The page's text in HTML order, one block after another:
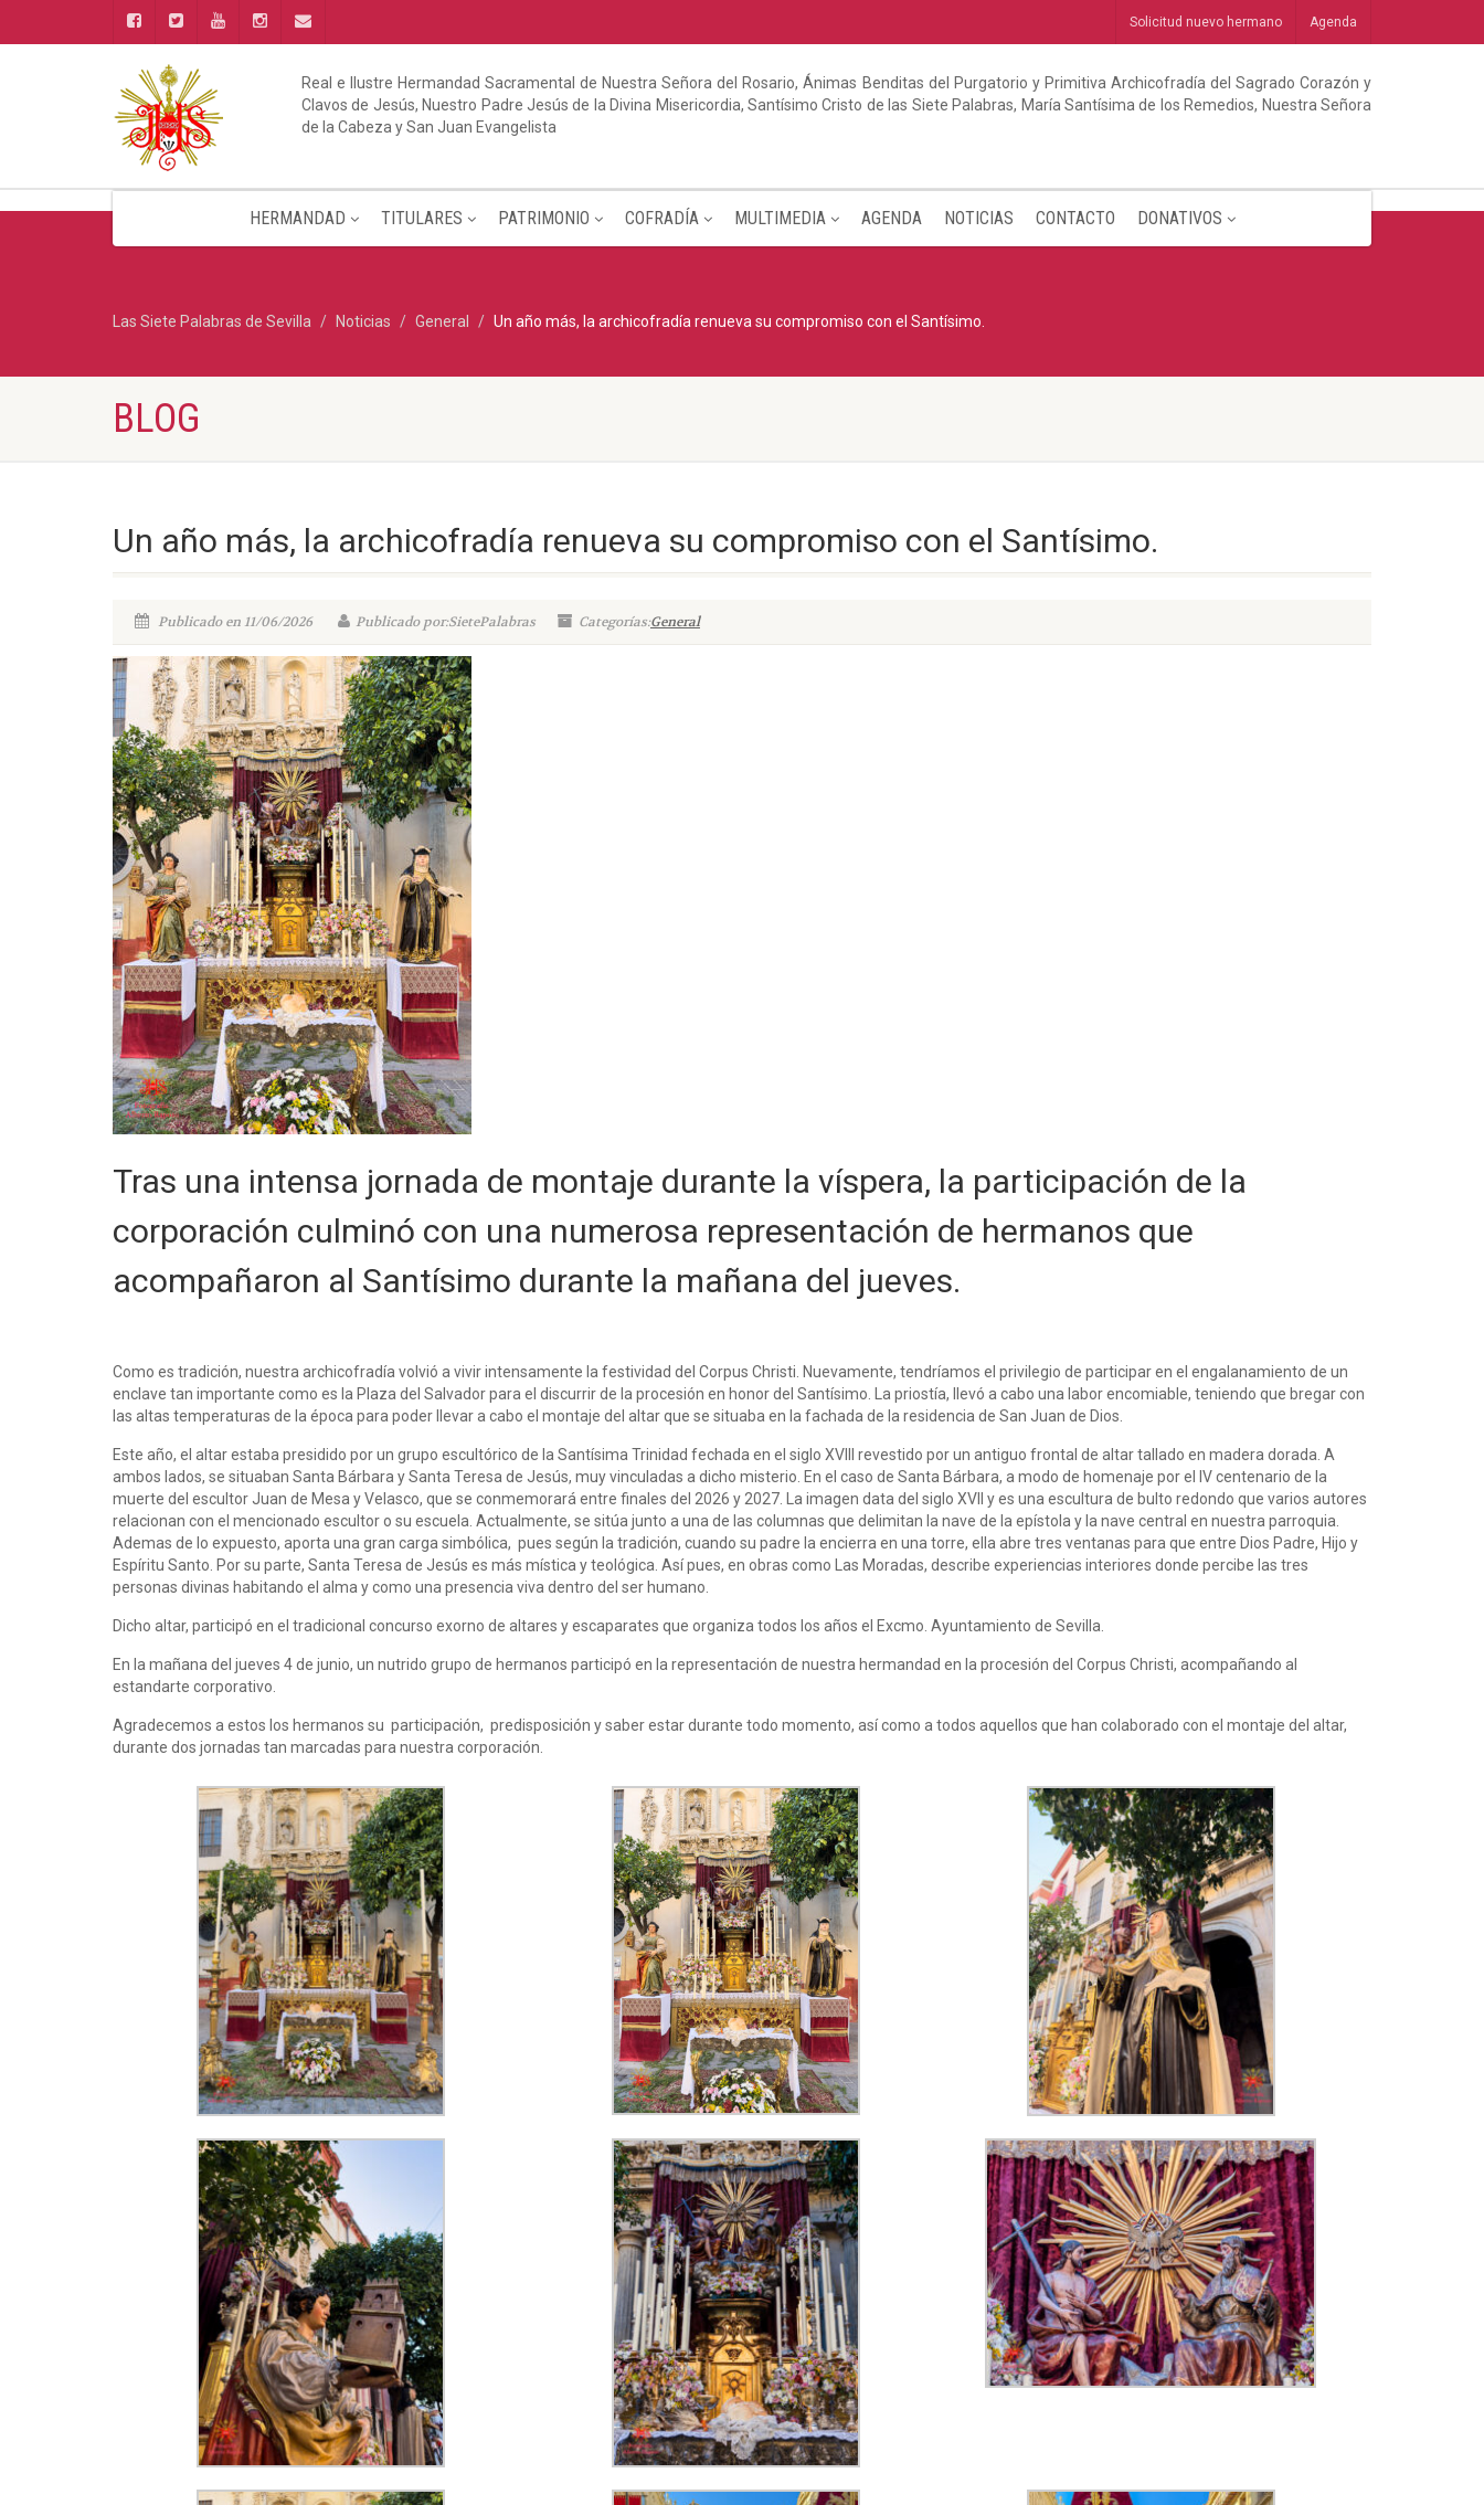
Solicitud nuevo hermano Agenda
Real e Ilustre Hermandad Sacramental de Nuestra Señora del Rosario, Ánimas Benditas del Purgatorio y Primitiva Archicofradía del Sagrado Corazón y
Clavos de Jesús, Nuestro Padre Jesús de la Divina Misericordia, Santísimo Cristo de las Siete Palabras, María Santísima de los Remedios, Nuestra Señora
de la Cabeza y San Juan Evangelista
HERMANDAD TITULARES PATRIMONIO COFRADÍA MULTIMEDIA AGENDA NOTICIAS CONTACTO DONATIVOS
Las Siete Palabras de Sevilla Noticias General Un año más, la archicofradía renueva su compromiso con el Santísimo.
BLOG
Un año más, la archicofradía renueva su compromiso con el Santísimo.
Publicado en 11/06/2026 Publicado por:SietePalabras Categorías:General
Tras una intensa jornada de montaje durante la víspera, la participación de la
corporación culminó con una numerosa representación de hermanos que
acompañaron al Santísimo durante la mañana del jueves.
Como es tradición, nuestra archicofradía volvió a vivir intensamente la festividad del Corpus Christi. Nuevamente, tendríamos el privilegio de participar en el engalanamiento de un
enclave tan importante como es la Plaza del Salvador para el discurrir de la procesión en honor del Santísimo. La priostía, llevó a cabo una labor encomiable, teniendo que bregar con
las altas temperaturas de la época para poder llevar a cabo el montaje del altar que se situaba en la fachada de la residencia de San Juan de Dios.
Este año, el altar estaba presidido por un grupo escultórico de la Santísima Trinidad fechada en el siglo XVIII revestido por un antiguo frontal de altar tallado en madera dorada. A
ambos lados, se situaban Santa Bárbara y Santa Teresa de Jesús, muy vinculadas a dicho misterio. En el caso de Santa Bárbara, a modo de homenaje por el IV centenario de la
muerte del escultor Juan de Mesa y Velasco, que se conmemorará entre finales del 2026 y 2027. La imagen data del siglo XVII y es una escultura de bulto redondo que varios autores
relacionan con el mencionado escultor o su escuela. Actualmente, se sitúa junto a una de las columnas que delimitan la nave de la epístola y la nave central en nuestra parroquia.
Ademas de lo expuesto, aporta una gran carga simbólica, pues según la tradición, cuando su padre la encierra en una torre, ella abre tres ventanas para que entre Dios Padre, Hijo y
Espíritu Santo. Por su parte, Santa Teresa de Jesús es más mística y teológica. Así pues, en obras como Las Moradas, describe experiencias interiores donde percibe las tres
personas divinas habitando el alma y como una presencia viva dentro del ser humano.
Dicho altar, participó en el tradicional concurso exorno de altares y escaparates que organiza todos los años el Excmo. Ayuntamiento de Sevilla.
En la mañana del jueves 4 de junio, un nutrido grupo de hermanos participó en la representación de nuestra hermandad en la procesión del Corpus Christi, acompañando al
estandarte corporativo.
Agradecemos a estos los hermanos su participación, predisposición y saber estar durante todo momento, así como a todos aquellos que han colaborado con el montaje del altar,
durante dos jornadas tan marcadas para nuestra corporación.